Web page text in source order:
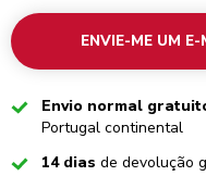
ENVIE-ME UM
CheckedEnvio normal
Portugal continental
Checked
14 dias de devolução